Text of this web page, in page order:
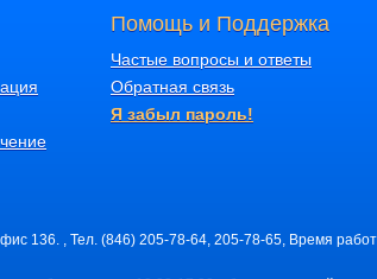
Помощь и Поддержка
Частые вопросы и ответы
Обратная связь
Я забыл пароль!
136. , Тел. (846) 205-78-64, 205-78-65, Время